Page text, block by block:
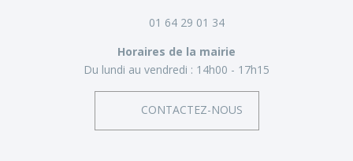
01 64 29 01 34
Horaires de la mairie
Du lundi au vendredi : 14h00 - 17h15
CONTACTEZ-NOUS